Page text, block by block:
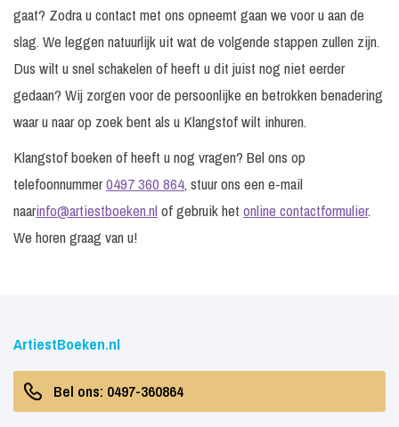
gaat? Zodra u contact met ons opneemt gaan we voor u aan de
slag. We leggen natuurlijk uit wat de volgende stappen zullen zijn.
Dus wilt u snel schakelen of heeft u dit juist nog niet eerder
gedaan? Wij zorgen voor de persoonlijke en betrokken benadering
waar u naar op zoek bent als u Klangstof wilt inhuren.
Klangstof boeken of heeft u nog vragen? Bel ons op
telefoonnummer0497 360 864, stuur ons een e-mail
naarinfo@artiestboeken.nlof gebruik het online contactformulier.
We horen graag van u!
ArtiestBoeken.nl
Bel ons: 0497-360864